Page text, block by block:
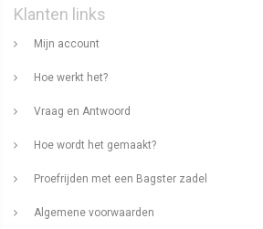
Klanten links
Mijn account
Hoe werkt het?
Vraag en Antwoord
Hoe wordt het gemaakt?
Proefrijden met een Bagster zadel
Algemene voorwaarden